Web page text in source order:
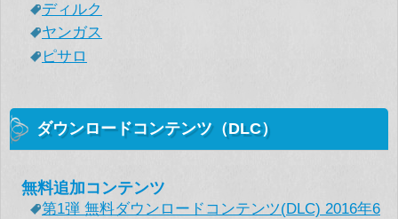
ディルク
ヤンガス
ピサロ
ダウンロードコンテンツ（DLC）
無料追加コンテンツ
第1弾 無料ダウンロードコンテンツ(DLC) 2016年6